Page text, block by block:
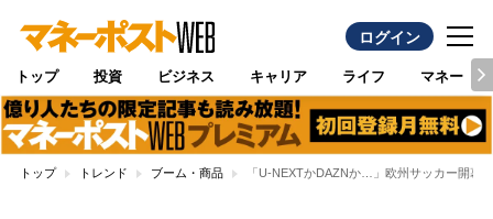
ログイン
トップ 投資 ビジネス キャリア ライフ マネー
トップ トレンド ブーム・商品 「U-NEXTかDAZNか…」欧州サッカー開幕